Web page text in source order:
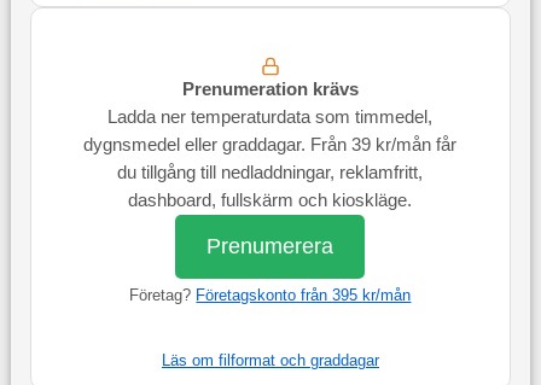
Prenumeration krävs
Ladda ner temperaturdata som timmedel,
dygnsmedel eller graddagar. Från 39 kr/mån får
du tillgång till nedladdningar, reklamfritt,
dashboard, fullskärm och kioskläge.
Prenumerera
Företag? Företagskonto från 395 kr/mån
Läs om filformat och graddagar